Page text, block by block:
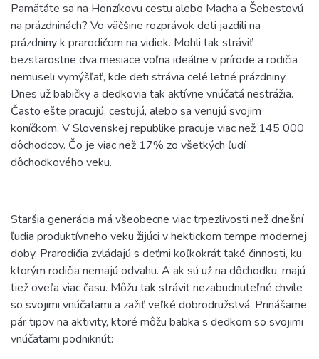
Pamätáte sa na Honzíkovu cestu alebo Macha a Šebestovú
na prázdninách? Vo väčšine rozprávok deti jazdili na
prázdniny k prarodičom na vidiek. Mohli tak stráviť
bezstarostne dva mesiace voľna ideálne v prírode a rodičia
nemuseli vymýšľať, kde deti strávia celé letné prázdniny.
Dnes už babičky a dedkovia tak aktívne vnúčatá nestrážia.
Často ešte pracujú, cestujú, alebo sa venujú svojim
koníčkom. V Slovenskej republike pracuje viac než 145 000
dôchodcov. Čo je viac než 17% zo všetkých ľudí
dôchodkového veku.
Staršia generácia má všeobecne viac trpezlivosti než dnešní
ľudia produktívneho veku žijúci v hektickom tempe modernej
doby. Prarodičia zvládajú s deťmi koľkokrát také činnosti, ku
ktorým rodičia nemajú odvahu. A ak sú už na dôchodku, majú
tiež oveľa viac času. Môžu tak stráviť nezabudnuteľné chvíle
so svojimi vnúčatami a zažiť veľké dobrodružstvá. Prinášame
pár tipov na aktivity, ktoré môžu babka s dedkom so svojimi
vnúčatami podniknúť: